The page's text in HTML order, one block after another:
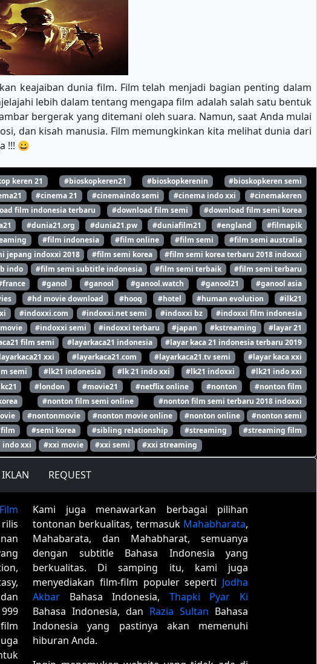
keajaiban dunia film. Film telah menjadi bagian penting dalam
lebih dalam tentang mengapa film adalah salah satu bentuk
bergerak yang ditemani oleh suara. Namun, saat Anda mulai
dan kisah manusia. Film memungkinkan kita melihat dunia dari
!!! 😀
keren 21 #bioskopkeren21 #bioskopkerenin
#bioskopkeren semi
#cinema 21 #cinemaindo semi #cinema indo xxi
#cinemakeren
film indonesia terbaru #download film semi
#download film semi korea
#dunia21.org #dunia21.pw #duniafilm21 #england
#filmapik
#film indonesia #film online #film semi
#film semi australia
jepang indoxxi 2018 #film semi korea
#film semi korea terbaru 2018 indoxxi
indo #film semi subtitle indonesia #film semi terbaik
#film semi terbaru
#ganol #ganool #ganool.watch #ganool21
#ganool asia
#hd movie download #hooq #hotel #human evolution
#ilk21
#indoxxi.com #indoxxi.net semi #indoxxi bz
#indoxxi film indonesia
#indoxxi semi #indoxxi terbaru #japan #kstreaming
#layar 21
film semi #layarkaca21 indonesia
#layar kaca 21 indonesia terbaru 2019
xxi #layarkaca21.com #layarkaca21.tv semi
#layar kaca xxi
semi #lk21 indonesia #lk 21 indo xxi #lk21 indoxxi
#lk21 indo xxi
#london #movie21 #netflix online #nonton
#nonton film
#nonton film semi online
#nonton film semi terbaru 2018 indoxxi
#nontonmovie #nonton movie online #nonton online
#nonton semi
#semi korea #sibling relationship #streaming
#streaming film
indo xxi #xxi movie #xxi semi #xxi streaming
IKLAN REQUEST
Film
Kami juga menawarkan berbagai pilihan
tontonan berkualitas, termasuk Mahabharata,
Mahabarata, dan Mahabharat, semuanya
dengan subtitle Bahasa Indonesia yang
berkualitas. Di samping itu, kami juga
menyediakan film-film populer seperti Jodha
Akbar Bahasa Indonesia, Thapki Pyar Ki
Bahasa Indonesia, dan Razia Sultan Bahasa
Indonesia yang pastinya akan memenuhi
hiburan Anda.